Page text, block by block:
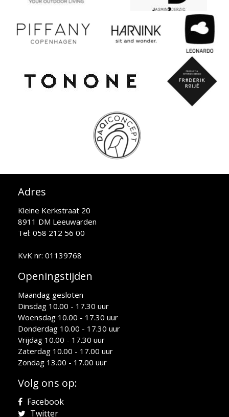
Adres
Kleine Kerkstraat 20
8911 DM Leeuwarden
Tel: 058 212 56 00
KvK nr: 01139768
Openingstijden
Maandag gesloten
Dinsdag 10.00 - 17.30 uur
Woensdag 10.00 - 17.30 uur
Donderdag 10.00 - 17.30 uur
Vrijdag 10.00 - 17.30 uur
Zaterdag 10.00 - 17.00 uur
Zondag 13.00 - 17.00 uur
Volg ons op:
Facebook
Twitter